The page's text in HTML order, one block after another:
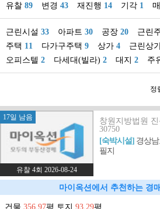
유찰 89 변경 43 재진행 14 기각 1
근린시설 33 아파트 30 공장 20 근린
주택 11 다가구주택 9 상가 4 근린상
오피스텔 2 다세대(빌라) 2 대지 2 주
정
17일 남음
유찰 4회 2026-08-24
창원지방법원
30750
[숙박시설] 경상남
필지
마이옥션에서 추천하는 경
건물 356.97평 토지 93.29평